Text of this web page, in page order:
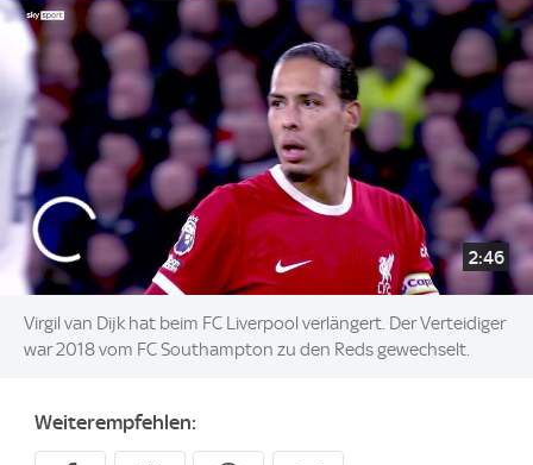
2:46
Virgil van Dijk hat beim FC Liverpool verlängert. Der Verteidiger
war 2018 vom FC Southampton zu den Reds gewechselt.
Weiterempfehlen: